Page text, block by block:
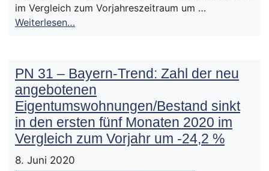
im Vergleich zum Vorjahreszeitraum um …
Weiterlesen…
PN 31 – Bayern-Trend: Zahl der neu
angebotenen
Eigentumswohnungen/Bestand sinkt
in den ersten fünf Monaten 2020 im
Vergleich zum Vorjahr um -24,2 %
8. Juni 2020